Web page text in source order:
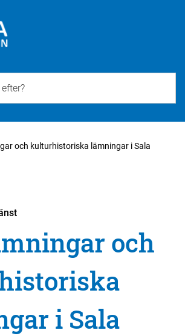
och kulturhistoriska lämningar i Sala
och
i Sala